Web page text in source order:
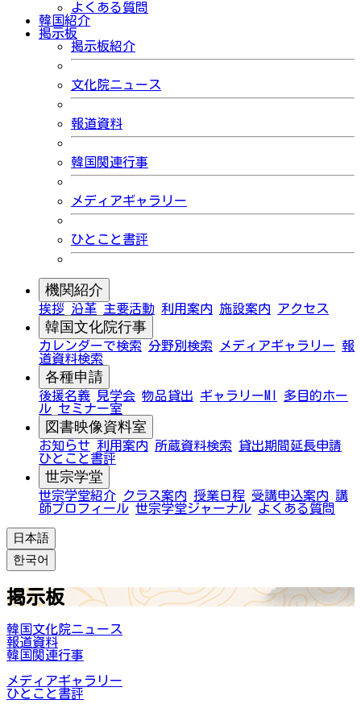
よくある質問
韓国紹介
掲示板
掲示板紹介
文化院ニュース
報道資料
韓国関連行事
メディアギャラリー
ひとこと書評
機関紹介
挨拶 沿革 主要活動 利用案内 施設案内 アクセス
韓国文化院行事
カレンダーで検索 分野別検索 メディアギャラリー 報
道資料検索
各種申請
後援名義 見学会 物品貸出 ギャラリーMI
多目的ホー
ル セミナー室
図書映像資料室
お知らせ 利用案内 所蔵資料検索
貸出期間延長申請
ひとこと書評
世宗学堂
世宗学堂紹介 クラス案内 授業日程 受講申込案内 講
師プロフィール 世宗学堂ジャーナル よくある質問
日本語
한국어
掲示板
韓国文化院ニュース
報道資料
韓国関連行事
メディアギャラリー
ひとこと書評